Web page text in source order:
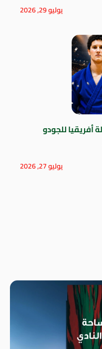
يوليو 29, 2026
للجودو
يوليو 27, 2026